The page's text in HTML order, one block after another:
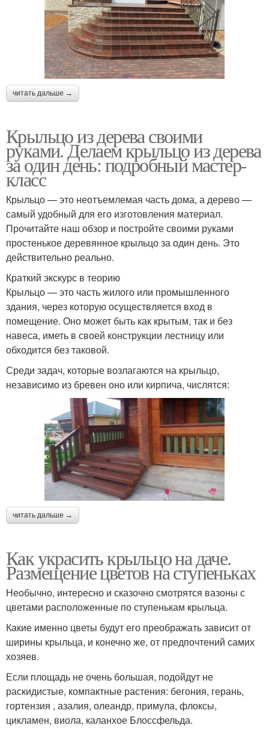
читать дальше →
Крыльцо из дерева своими
руками. Делаем крыльцо из дерева
за один день: подробный мастер-
класс
Крыльцо — это неотъемлемая часть дома, а дерево —
самый удобный для его изготовления материал.
Прочитайте наш обзор и постройте своими руками
простенькое деревянное крыльцо за один день. Это
действительно реально.
Краткий экскурс в теорию
Крыльцо — это часть жилого или промышленного
здания, через которую осуществляется вход в
помещение. Оно может быть как крытым, так и без
навеса, иметь в своей конструкции лестницу или
обходится без таковой.
Среди задач, которые возлагаются на крыльцо,
независимо из бревен оно или кирпича, числятся:
читать дальше →
Как украсить крыльцо на даче.
Размещение цветов на ступеньках
Необычно, интересно и сказочно смотрятся вазоны с
цветами расположенные по ступенькам крыльца.
Какие именно цветы будут его преображать зависит от
ширины крыльца, и конечно же, от предпочтений самих
хозяев.
Если площадь не очень большая, подойдут не
раскидистые, компактные растения: бегония, герань,
гортензия , азалия, олеандр, примула, флоксы,
цикламен, виола, каланхое Блоссфельда.